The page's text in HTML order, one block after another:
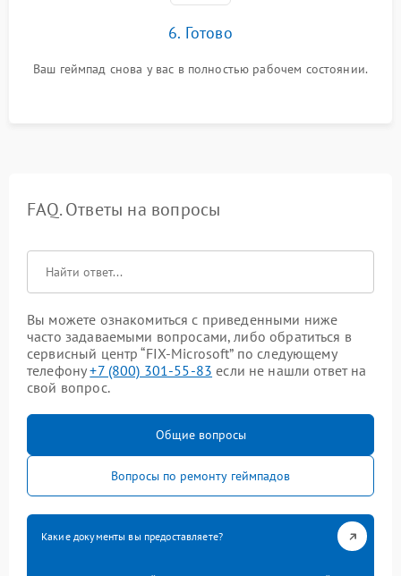
6. Готово
Ваш геймпад снова у вас в полностью рабочем состоянии.
FAQ. Ответы на вопросы
Вы можете ознакомиться с приведенными ниже
часто задаваемыми вопросами, либо обратиться в
сервисный центр “FIX-Microsoft” по следующему
телефону+7 (800) 301-55-83 если не нашли ответ на
свой вопрос.
Общие вопросы
Вопросы по ремонту геймпадов
Какие документы вы предоставляете?